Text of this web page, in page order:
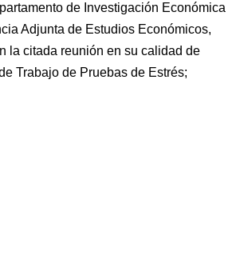
de Investigación Económica
Adjunta de Estudios Económicos,
la citada reunión en su calidad de
Trabajo de Pruebas de Estrés;